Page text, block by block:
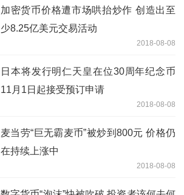
加密货币价格遭市场哄抬炒作 创造出至
少8.25亿美元交易活动
2018-08-08
日本将发行明仁天皇在位30周年纪念币
11月1日起接受预订申请
2018-08-08
麦当劳“巨无霸麦币”被炒到800元 价格仍
在持续上涨中
2018-08-08